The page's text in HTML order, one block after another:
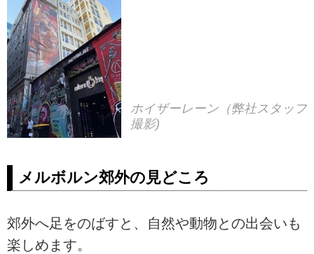
ホイザーレーン（弊社スタッフ
撮影)
メルボルン郊外の見どころ
郊外へ足をのばすと、自然や動物との出会いも
楽しめます。